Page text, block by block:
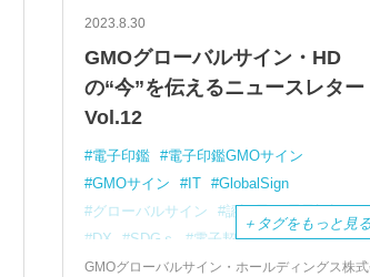
2023.8.30
GMOグローバルサイン・HD
の“今”を伝えるニュースレター
Vol.12
電子印鑑
電子印鑑GMOサイン
GMOサイン
IT
GlobalSign
グローバルサイン
認証局
電子認証
DX
SDGｓ 電子契約 SSL
企業支
DX推進
＋ タグをもっと見る
GMOグローバルサイン・ホールディングス株